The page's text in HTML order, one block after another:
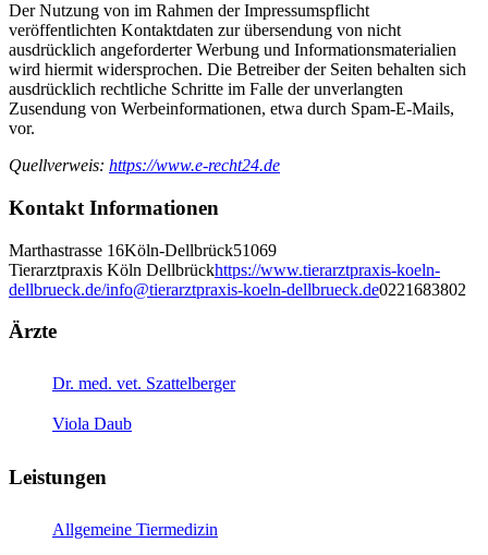
Der Nutzung von im Rahmen der Impressumspflicht
veröffentlichten Kontaktdaten zur übersendung von nicht
ausdrücklich angeforderter Werbung und Informationsmaterialien
wird hiermit widersprochen. Die Betreiber der Seiten behalten sich
ausdrücklich rechtliche Schritte im Falle der unverlangten
Zusendung von Werbeinformationen, etwa durch Spam-E-Mails,
vor.
Quellverweis: https://www.e-recht24.de
Kontakt Informationen
Marthastrasse 16Köln-Dellbrück51069
Tierarztpraxis Köln Dellbrückhttps://www.tierarztpraxis-koeln-
dellbrueck.de/info@tierarztpraxis-koeln-dellbrueck.de0221683802
Ärzte
Dr. med. vet. Szattelberger
Viola Daub
Leistungen
Allgemeine Tiermedizin